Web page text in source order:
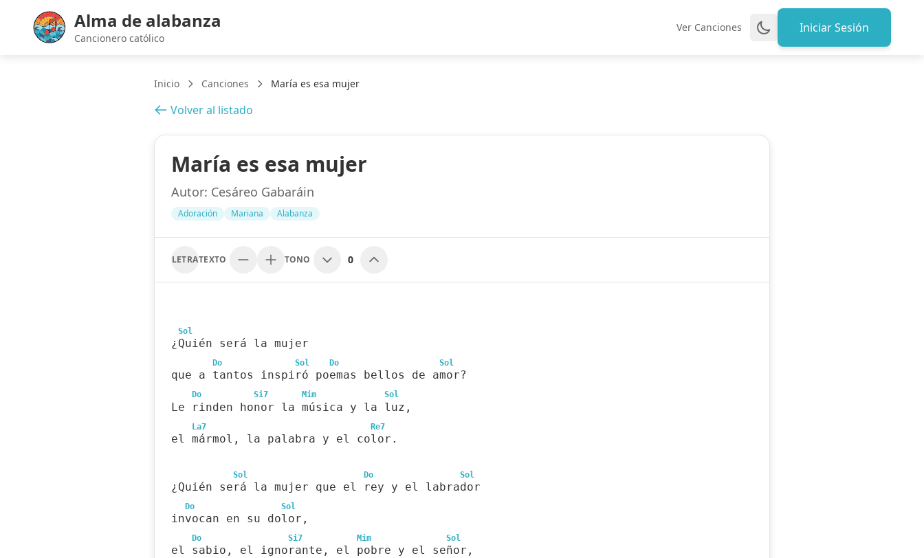
Alma de alabanza
Cancionero católico
Ver Canciones Iniciar Sesión
Inicio Canciones María es esa mujer
Volver al listado
María es esa mujer
Autor: Cesáreo Gabaráin
Adoración Mariana Alabanza
LETRATEXTO TONO 0
Sol
¿Quién será la mujer
Do Sol Do Sol
que a tantos inspiró poemas bellos de amor?
Do Si7 Mim Sol
Le rinden honor la música y la luz,
La7 Re7
el mármol, la palabra y el color.
Sol Do Sol
¿Quién será la mujer que el rey y el labrador
Do Sol
invocan en su dolor,
Do Si7 Mim Sol
el sabio, el ignorante, el pobre y el señor,